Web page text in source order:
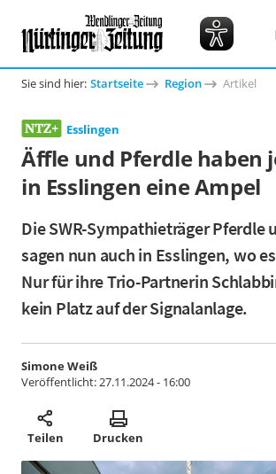
Sie sind hier: Startseite Region Artikel
Esslingen
Äffle und Pferdle haben
in Esslingen eine Ampel
Die SWR-Sympathieträger Pferdle
sagen nun auch in Esslingen, wo
Nur für ihre Trio-Partnerin
kein Platz auf der Signalanlage.
Simone Weiß
Veröffentlicht:27.11.2024 - 16:00
Teilen Drucken